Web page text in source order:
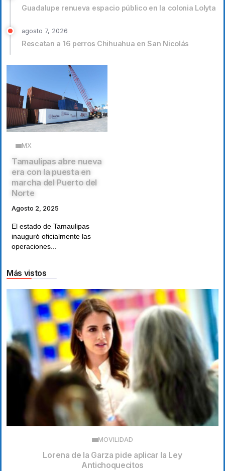
Guadalupe renueva espacio público en la colonia Lolyta
agosto 7, 2026
Rescatan a 16 perros Chihuahua en San Nicolás
MX
Tamaulipas abre nueva
era con la puesta en
marcha del Puerto del
Norte
Agosto 2, 2025
El estado de Tamaulipas
inauguró oficialmente las
operaciones...
Más vistos
MOVILIDAD
Lorena de la Garza pide aplicar la Ley
Antichoquecitos